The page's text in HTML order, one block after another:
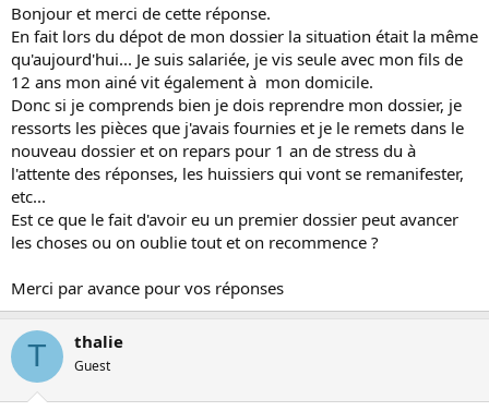
Bonjour et merci de cette réponse.
En fait lors du dépot de mon dossier la situation était la même
qu'aujourd'hui... Je suis salariée, je vis seule avec mon fils de
12 ans mon ainé vit également à mon domicile.
Donc si je comprends bien je dois reprendre mon dossier, je
ressorts les pièces que j'avais fournies et je le remets dans le
nouveau dossier et on repars pour 1 an de stress du à
l'attente des réponses, les huissiers qui vont se remanifester,
etc...
Est ce que le fait d'avoir eu un premier dossier peut avancer
les choses ou on oublie tout et on recommence ?
Merci par avance pour vos réponses
T thalie
Guest